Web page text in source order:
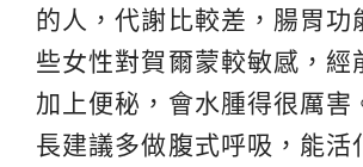
的人，代謝比較差，腸胃功
些女性對賀爾蒙較敏感，經
加上便秘，會水腫得很厲害
長建議多做腹式呼吸，能活